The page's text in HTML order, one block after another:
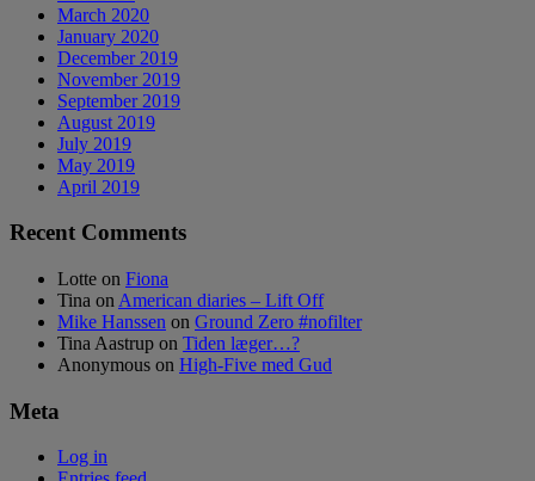
March 2020
January 2020
December 2019
November 2019
September 2019
August 2019
July 2019
May 2019
April 2019
Recent Comments
Lotte on Fiona
Tina on American diaries – Lift Off
Mike Hanssen on Ground Zero #nofilter
Tina Aastrup on Tiden læger…?
Anonymous on High-Five med Gud
Meta
Log in